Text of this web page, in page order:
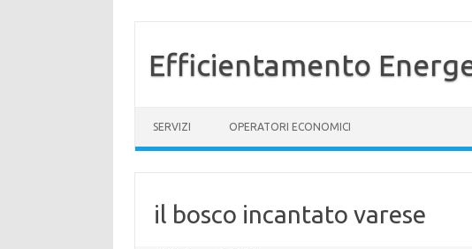
Efficientamento
SERVIZI OPERATORI ECONOMICI
il bosco incantato varese